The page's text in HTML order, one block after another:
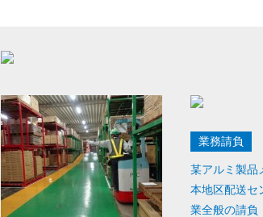
業務請負
某アルミ製品
本地区配送セ
業全般の請負